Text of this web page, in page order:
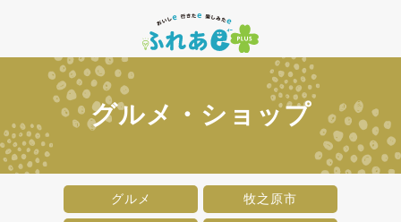
グルメ・ショップ
グルメ 牧之原市